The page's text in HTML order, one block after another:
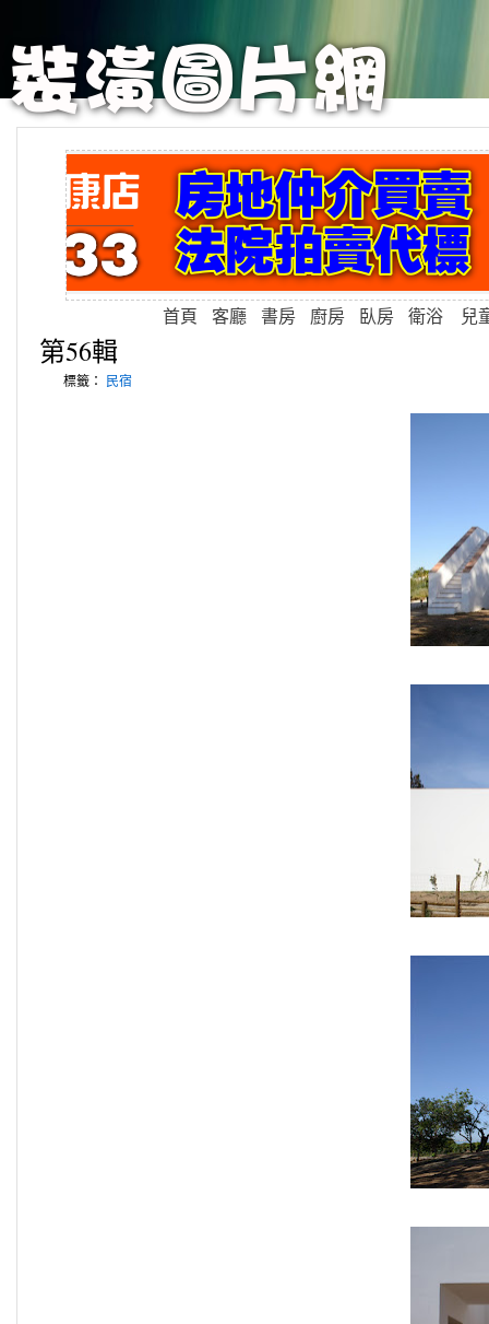
首頁 客廳 書房 廚房 臥房 衛浴 兒
第56輯
標籤： 民宿